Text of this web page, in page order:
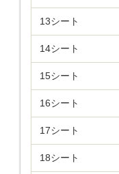
13シート
14シート
15シート
16シート
17シート
18シート